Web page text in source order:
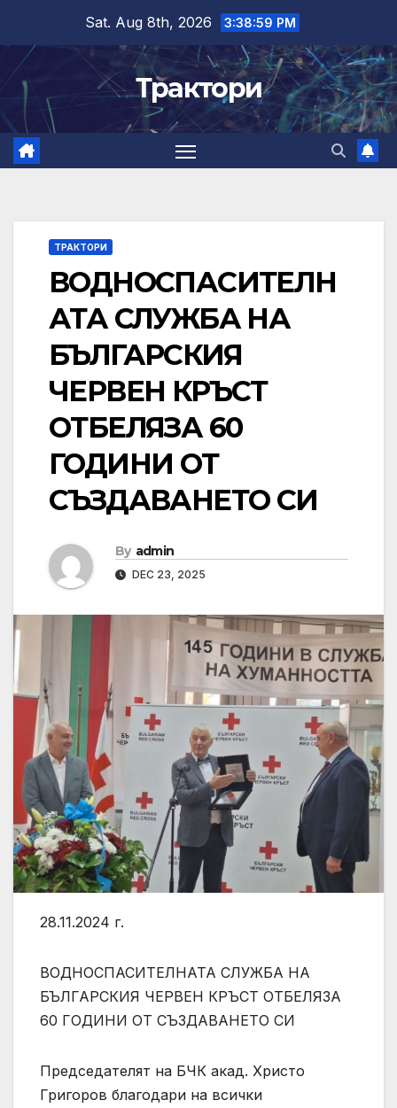
content
Sat. Aug 8th, 2026 3:39:00 PM
Трактори
ТРАКТОРИ
ВОДНОСПАСИТЕЛН
АТА СЛУЖБА НА
БЪЛГАРСКИЯ
ЧЕРВЕН КРЪСТ
ОТБЕЛЯЗА 60
ГОДИНИ ОТ
СЪЗДАВАНЕТО СИ
By admin
DEC 23, 2025
28.11.2024 г.
ВОДНОСПАСИТЕЛНАТА СЛУЖБА НА
БЪЛГАРСКИЯ ЧЕРВЕН КРЪСТ ОТБЕЛЯЗА
60 ГОДИНИ ОТ СЪЗДАВАНЕТО СИ
Председателят на БЧК акад. Христо
Григоров благодари на всички